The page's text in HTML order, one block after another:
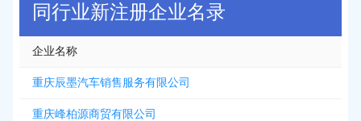
同行业新注册企业名录
企业名称
重庆辰墨汽车销售服务有限公司
重庆峰柏源商贸有限公司